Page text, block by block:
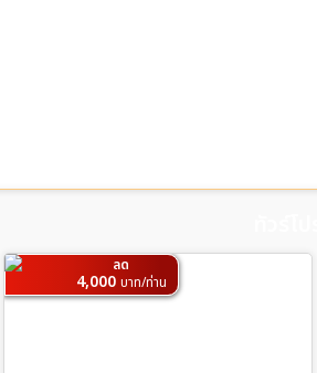
ลด
4,000 บาท/ท่าน